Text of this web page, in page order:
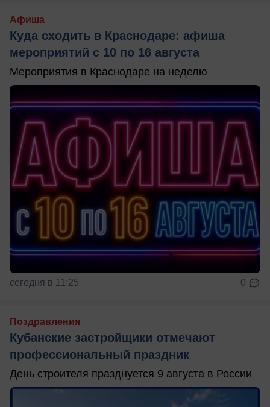
Афиша
Куда сходить в Краснодаре: афиша
мероприятий с 10 по 16 августа
Мероприятия в Краснодаре на неделю
сегодня в 11:25 0
Поздравления
Кубанские застройщики отмечают
профессиональный праздник
День строителя празднуется 9 августа в России